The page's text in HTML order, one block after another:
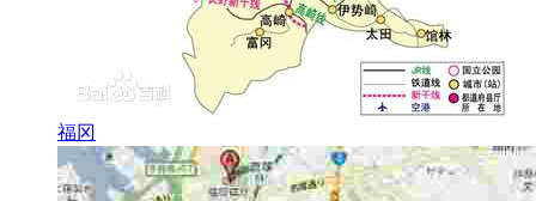
福冈